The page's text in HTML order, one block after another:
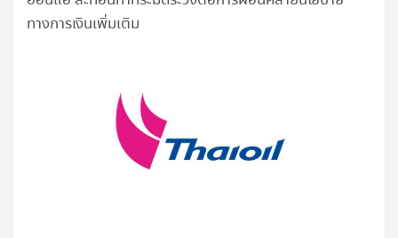
ทางการเงินเพิ่มเติม